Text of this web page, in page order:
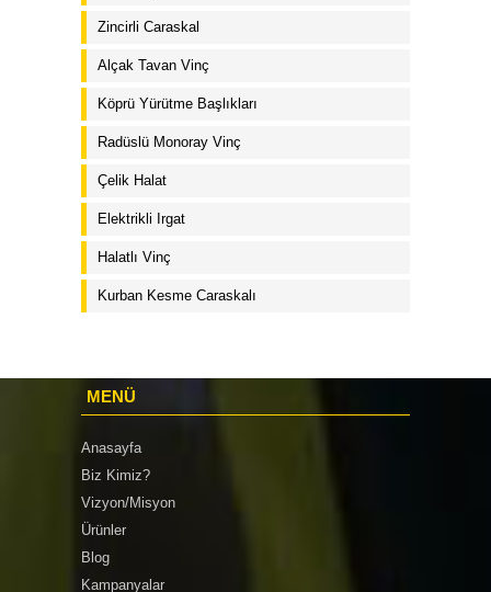
Zincirli Caraskal
Alçak Tavan Vinç
Köprü Yürütme Başlıkları
Radüslü Monoray Vinç
Çelik Halat
Elektrikli Irgat
Halatlı Vinç
Kurban Kesme Caraskalı
MENÜ
Anasayfa
Biz Kimiz?
Vizyon/Misyon
Ürünler
Blog
Kampanyalar